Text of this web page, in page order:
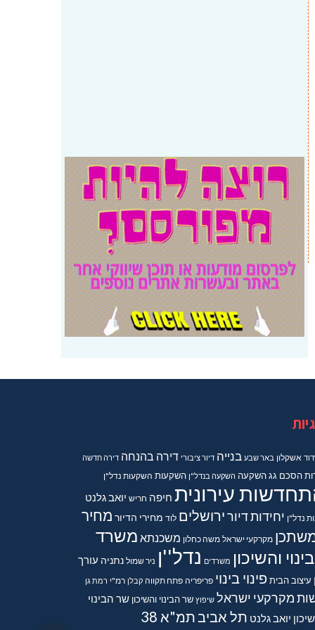
אשקלון באר שבע בנייה דיור ציבורי דירה בהנחה דירה חדשה
הסכם גגהשקעה השקעה בנדל"ן השקעות השקעות נדל"ן
עירונית חיפה חריש יואב גלנט
נדל"ן יחידות דיורירושלים לוד מחירי הדיור מחיר
מקרקעי ישראל משה כחלון משכנתא משרד
והשיכון משרדים נדל''ן ניר שמול נתניה עורך
עיצוב הבית פינוי בינוי פריפריה פתח תקווה קבלן רמ"י רמת גן
מקרקעי ישראל שיפוץ שר הבינוי והשיכון שר הבינוי
יואב גלנט תל אביבתמ"א 38